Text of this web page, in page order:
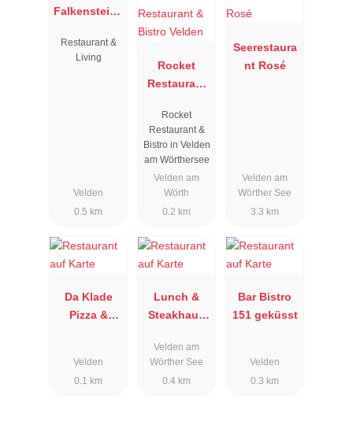
Falkensteine
Schlosshote
l Velden
Restaurant &
Living
Velden
0.5 km
Rocket
Restaurant
Velden
Rocket
Restaurant &
Bistro in Velden
am Wörthersee
Velden am
Wörth
0.2 km
Seerestaura
nt Rosé
Velden am
Wörther See
3.3 km
Da Klade
Pizza &
Velden
0.1 km
Lunch &
Steakhaus
g
Velden am
Wörther See
0.4 km
Bar Bistro
151 geküsst
Velden
0.3 km